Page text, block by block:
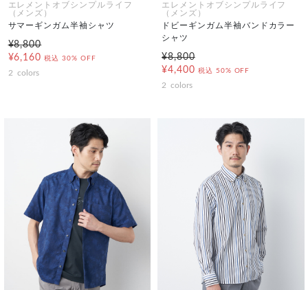
エレメントオブシンプルライフ
（メンズ）
サマーギンガム半袖シャツ
¥8,800
¥6,160 税込 30% OFF
2 colors
エレメントオブシンプルライフ
（メンズ）
ドビーギンガム半袖バンドカラー
シャツ
¥8,800
¥4,400 税込 50% OFF
2 colors